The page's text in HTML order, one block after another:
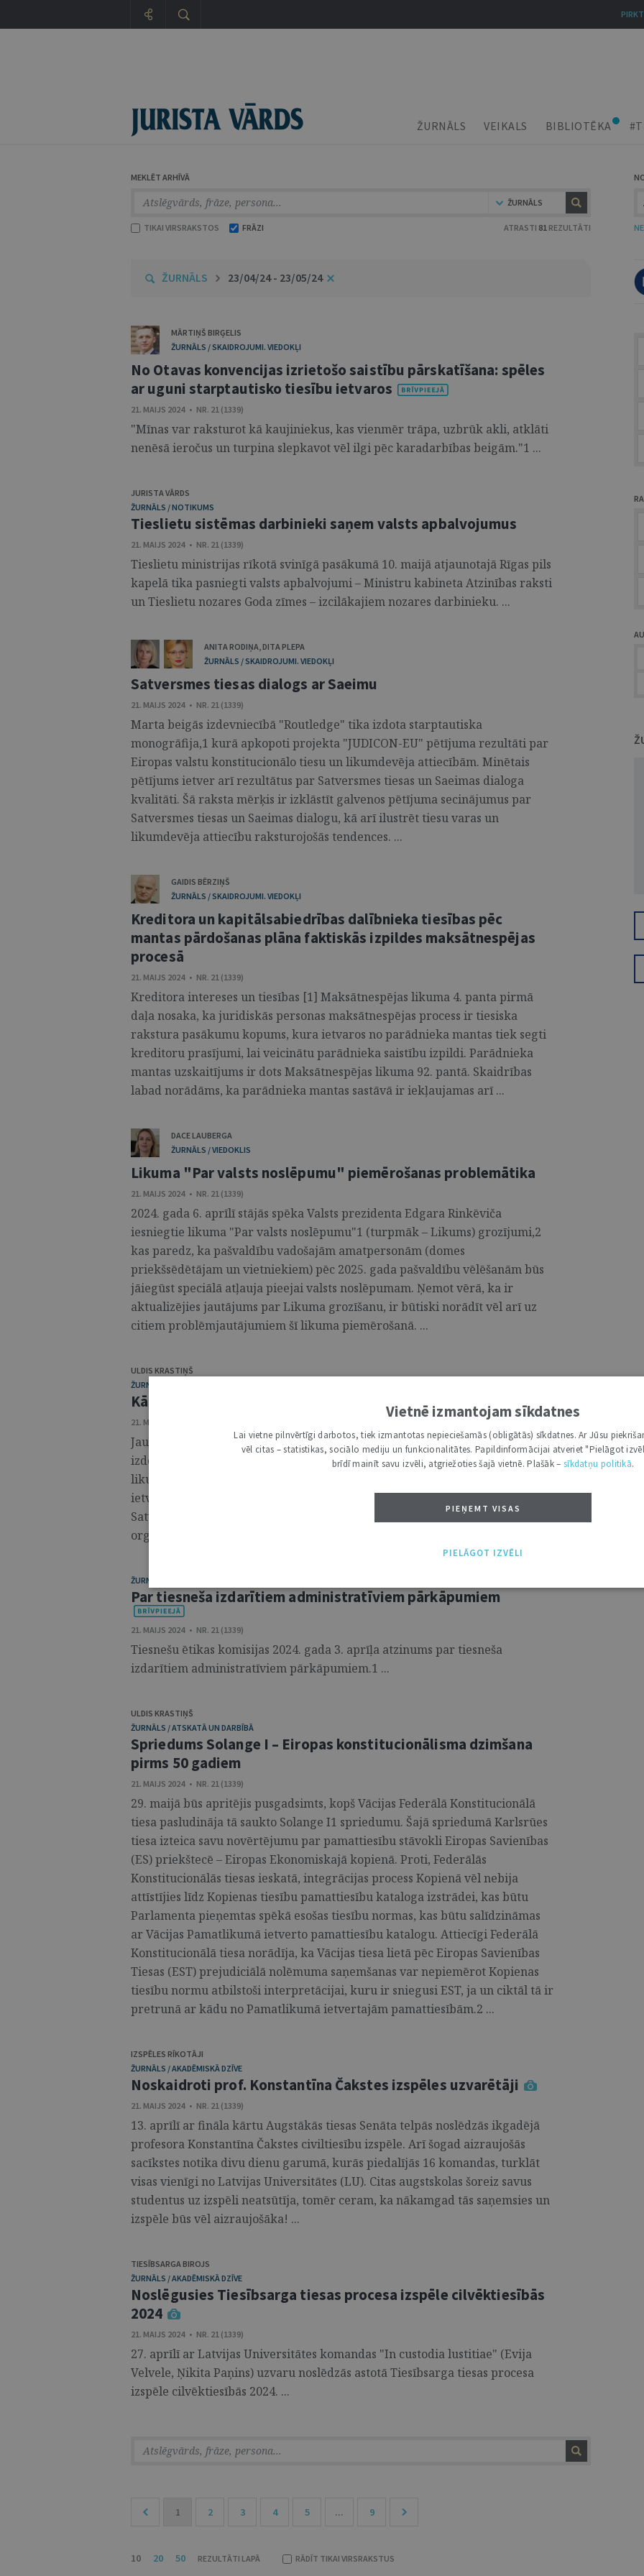
ŽURNĀLS VEIKALS BIBLIOTĒKA
MEKLĒT ARHĪVĀ
ŽURNĀLS
TIKAI VIRSRAKSTOS FRĀZI ATRASTI 81 REZULTĀTI
ŽURNĀLS 23/04/24 - 23/05/24
MĀRTIŅŠ BIRĢELIS
ŽURNĀLS / SKAIDROJUMI. VIEDOKĻI
No Otavas konvencijas izrietošo saistību pārskatīšana: spēles
ar uguni starptautisko tiesību ietvaros
21. MAIJS 2024 • NR. 21 (1339)
"Mīnas var raksturot kā kaujiniekus, kas vienmēr trāpa, uzbrūk akli, atklāti
nenēsā ieročus un turpina slepkavot vēl ilgi pēc karadarbības beigām."1 ...
JURISTA VĀRDS
ŽURNĀLS / NOTIKUMS
Tieslietu sistēmas darbinieki saņem valsts apbalvojumus
21. MAIJS 2024 • NR. 21 (1339)
Tieslietu ministrijas rīkotā svinīgā pasākumā 10. maijā atjaunotajā Rīgas pils
kapelā tika pasniegti valsts apbalvojumi – Ministru kabineta Atzinības raksti
un Tieslietu nozares Goda zīmes – izcilākajiem nozares darbinieku. ...
ANITA RODIŅA,DITA PLEPA
ŽURNĀLS / SKAIDROJUMI. VIEDOKĻI
Satversmes tiesas dialogs ar Saeimu
21. MAIJS 2024 • NR. 21 (1339)
Marta beigās izdevniecībā "Routledge" tika izdota starptautiska
monogrāfija,1 kurā apkopoti projekta "JUDICON-EU" pētījuma rezultāti par
Eiropas valstu konstitucionālo tiesu un likumdevēja attiecībām. Minētais
pētījums ietver arī rezultātus par Satversmes tiesas un Saeimas dialoga
kvalitāti. Šā raksta mērķis ir izklāstīt galvenos pētījuma secinājumus par
Satversmes tiesas un Saeimas dialogu, kā arī ilustrēt tiesu varas un
likumdevēja attiecību raksturojošās tendences. ...
GAIDIS BĒRZIŅŠ
ŽURNĀLS / SKAIDROJUMI. VIEDOKĻI
Kreditora un kapitālsabiedrības dalībnieka tiesības pēc
mantas pārdošanas plāna faktiskās izpildes maksātnespējas
procesā
21. MAIJS 2024 • NR. 21 (1339)
Kreditora intereses un tiesības [1] Maksātnespējas likuma 4. panta pirmā
daļa nosaka, ka juridiskās personas maksātnespējas process ir tiesiska
rakstura pasākumu kopums, kura ietvaros no parādnieka mantas tiek segti
kreditoru prasījumi, lai veicinātu parādnieka saistību izpildi. Parādnieka
mantas uzskaitījums ir dots Maksātnespējas likuma 92. pantā. Skaidrības
labad norādāms, ka parādnieka mantas sastāvā ir iekļaujamas arī ...
DACE LAUBERGA
ŽURNĀLS / VIEDOKLIS
Likuma "Par valsts noslēpumu" piemērošanas problemātika
21. MAIJS 2024 • NR. 21 (1339)
2024. gada 6. aprīlī stājās spēka Valsts prezidenta Edgara Rinkēviča
iesniegtie likuma "Par valsts noslēpumu"1 (turpmāk – Likums) grozījumi,2
kas paredz, ka pašvaldību vadošajām amatpersonām (domes
priekšsēdētājam un vietniekiem) pēc 2025. gada pašvaldību vēlēšanām būs
jāiegūst speciālā atļauja pieejai valsts noslēpumam. Ņemot vērā, ka ir
aktualizējies jautājums par Likuma grozīšanu, ir būtiski norādīt vēl arī uz
citiem problēmjautājumiem šī likuma piemērošanā. ...
ULDIS KRASTIŅŠ
ŽURNĀLS / JURIDISKĀ LITERATŪRA
Kā izmērīt tiesu varas spēku
21. MAIJS 2024 • NR. 21 (1339)
Jaunā salīdzinošo tiesību grāmatā,1 kas iznākusi prestižajā "Routledge"
izdevniecībā, ir iekļauti pētījumi par attiecībām starp tiesu varu un
likumdevēju 10 tā sauktajās jaunajās Eiropas demokrātijās. Izdevumā ir
ietverts arī Anitas Rodiņas un Ditas Plepas detalizēts pētījums par
Satversmes tiesu,2 uzsverot dialoga un sadarbības lomu visu konstitucionālo
orgānu starpā. ...
ŽURNĀLS / TIESĪBU POLITIKA
Par tiesneša izdarītiem administratīviem pārkāpumiem
21. MAIJS 2024 • NR. 21 (1339)
Tiesnešu ētikas komisijas 2024. gada 3. aprīļa atzinums par tiesneša
izdarītiem administratīviem pārkāpumiem.1 ...
ULDIS KRASTIŅŠ
ŽURNĀLS / ATSKATĀ UN DARBĪBĀ
Spriedums Solange I – Eiropas konstitucionālisma dzimšana
pirms 50 gadiem
21. MAIJS 2024 • NR. 21 (1339)
29. maijā būs apritējis pusgadsimts, kopš Vācijas Federālā Konstitucionālā
tiesa pasludināja tā saukto Solange I1 spriedumu. Šajā spriedumā Karlsrūes
tiesa izteica savu novērtējumu par pamattiesību stāvokli Eiropas Savienības
(ES) priekštecē – Eiropas Ekonomiskajā kopienā. Proti, Federālās
Konstitucionālās tiesas ieskatā, integrācijas process Kopienā vēl nebija
attīstījies līdz Kopienas tiesību pamattiesību kataloga izstrādei, kas būtu
Parlamenta pieņemtas spēkā esošas tiesību normas, kas būtu salīdzināmas
ar Vācijas Pamatlikumā ietverto pamattiesību katalogu. Attiecīgi Federālā
Konstitucionālā tiesa norādīja, ka Vācijas tiesa lietā pēc Eiropas Savienības
Tiesas (EST) prejudiciālā nolēmuma saņemšanas var nepiemērot Kopienas
tiesību normu atbilstoši interpretācijai, kuru ir sniegusi EST, ja un ciktāl tā ir
pretrunā ar kādu no Pamatlikumā ietvertajām pamattiesībām.2 ...
IZSPĒLES RĪKOTĀJI
ŽURNĀLS / AKADĒMISKĀ DZĪVE
Noskaidroti prof. Konstantīna Čakstes izspēles uzvarētāji
21. MAIJS 2024 • NR. 21 (1339)
13. aprīlī ar fināla kārtu Augstākās tiesas Senāta telpās noslēdzās ikgadējā
profesora Konstantīna Čakstes civiltiesību izspēle. Arī šogad aizraujošās
sacīkstes notika divu dienu garumā, kurās piedalījās 16 komandas, turklāt
visas vienīgi no Latvijas Universitātes (LU). Citas augstskolas šoreiz savus
studentus uz izspēli neatsūtīja, tomēr ceram, ka nākamgad tās saņemsies un
izspēle būs vēl aizraujošāka! ...
TIESĪBSARGA BIROJS
ŽURNĀLS / AKADĒMISKĀ DZĪVE
Noslēgusies Tiesībsarga tiesas procesa izspēle cilvēktiesībās
2024
21. MAIJS 2024 • NR. 21 (1339)
27. aprīlī ar Latvijas Universitātes komandas "In custodia lustitiae" (Evija
Velvele, Ņikita Paņins) uzvaru noslēdzās astotā Tiesībsarga tiesas procesa
izspēle cilvēktiesībās 2024. ...
1 2 3 4 5 ... 9
10 20 50 REZULTĀTI LAPĀ RĀDĪT TIKAI VIRSRAKSTUS
PIRKT
Vietnē izmantojam sīkdatnes
Lai vietne pilnvērtīgi darbotos, tiek izmantotas nepieciešamās (obligātās) sīkdatnes. Ar Jūsu
vēl citas – statistikas, sociālo mediju un funkcionalitātes. Papildinformācijai atveriet "Pielāgot
brīdī mainīt savu izvēli, atgriežoties šajā vietnē. Plašāk – sīkdatņu politikā.
PIEŅEMT VISAS
PIELĀGOT IZVĒLI